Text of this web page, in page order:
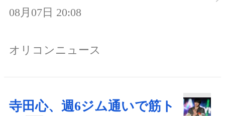
08月07日 20:08
オリコンニュース
寺田心、週6ジム通いで筋ト